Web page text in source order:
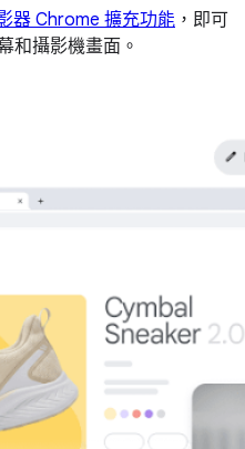
器 Chrome 擴充功能 ，即可
和攝影機畫面。